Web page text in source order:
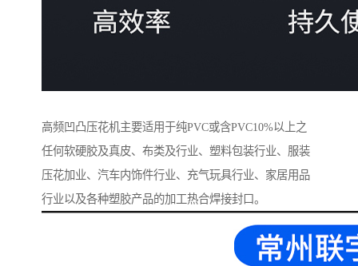
高频凹凸压花机主要适用于纯PVC或含PVC10%以上之
任何软硬胶及真皮、布类及行业、塑料包装行业、服装
压花加业、汽车内饰件行业、充气玩具行业、家居用品
行业以及各种塑胶产品的加工热合焊接封口。